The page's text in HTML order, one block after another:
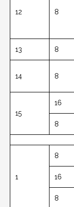
12 8
13 8
14 8
15
16
8
1
8
16
8